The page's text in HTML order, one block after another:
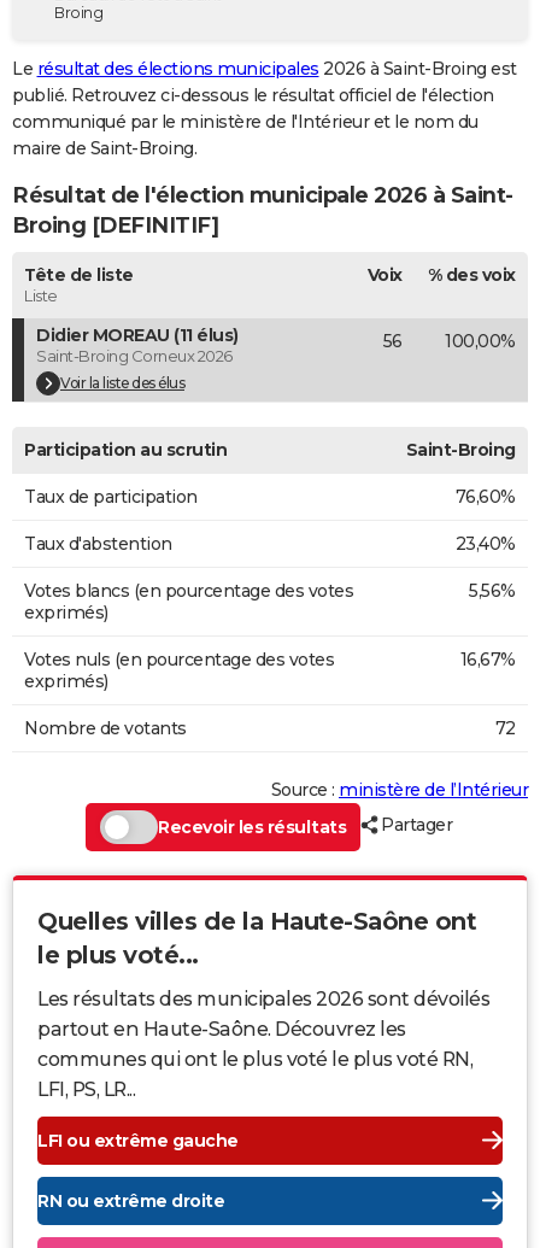
Destinations
City break
Voyage nature
Voyage de noces
Forum
GUIDES D'ACHAT
BONS PLANS
Carte de Noël
Carte Bonne année
Carte Saint-Valentin
Carte Pâques
Carte d'anniversaire
DICTIONNAIRE
Dictionnaire
Biographies
Citations
Expressions
Proverbes
PROGRAMME TV
COPAINS D'AVANT
S'inscrire
Se connecter
Lycées
Collèges
Primaires
Universités
Entreprises
Service militaire
Avis de recherche
AVIS DE DÉCÈS
Bricolage
Television
Broing
Le résultat des élections municipales 2026 à Saint-Broing est
publié. Retrouvez ci-dessous le résultat officiel de l'élection
communiqué par le ministère de l'Intérieur et le nom du
maire de Saint-Broing.
Résultat de l'élection municipale 2026 à Saint-
Broing [DEFINITIF]
Tête de liste
Liste
Voix % des voix
Didier MOREAU (11 élus)
Saint-Broing Corneux 2026
Voir la liste des élus
56 100,00%
Participation au scrutin Saint-Broing
Taux de participation 76,60%
Taux d'abstention 23,40%
Votes blancs (en pourcentage des votes
exprimés)
5,56%
Votes nuls (en pourcentage des votes
exprimés)
16,67%
Nombre de votants 72
Source : ministère de l’Intérieur
Recevoir les résultats
Partager
Quelles villes de la Haute-Saône ont
le plus voté...
Les résultats des municipales 2026 sont dévoilés
partout en Haute-Saône. Découvrez les
communes qui ont le plus voté le plus voté RN,
LFI, PS, LR...
LFI ou extrême gauche
RN ou extrême droite